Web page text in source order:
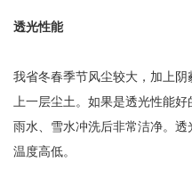
透光性能
我省冬春季节风尘较大，加上
上一层尘土。如果是透光性能
雨水、雪水冲洗后非常洁净。
温度高低。